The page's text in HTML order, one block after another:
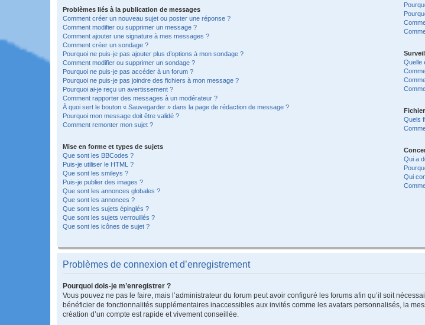
Problèmes liés à la publication de messages
Comment créer un nouveau sujet ou poster une réponse ?
Comment modifier ou supprimer un message ?
Comment ajouter une signature à mes messages ?
Comment créer un sondage ?
Pourquoi ne puis-je pas ajouter plus d’options à mon sondage ?
Comment modifier ou supprimer un sondage ?
Pourquoi ne puis-je pas accéder à un forum ?
Pourquoi ne puis-je pas joindre des fichiers à mon message ?
Pourquoi ai-je reçu un avertissement ?
Comment rapporter des messages à un modérateur ?
À quoi sert le bouton « Sauvegarder » dans la page de rédaction de message ?
Pourquoi mon message doit être validé ?
Comment remonter mon sujet ?
Mise en forme et types de sujets
Que sont les BBCodes ?
Puis-je utiliser le HTML ?
Que sont les smileys ?
Puis-je publier des images ?
Que sont les annonces globales ?
Que sont les annonces ?
Que sont les sujets épinglés ?
Que sont les sujets verrouillés ?
Que sont les icônes de sujet ?
Quelle
Quels
Qui a
Qui
Problèmes de connexion et d’enregistrement
Pourquoi dois-je m’enregistrer ?
Vous pouvez ne pas le faire, mais l’administrateur du forum peut avoir configuré les forums afin qu’il soit
bénéficier de fonctionnalités supplémentaires inaccessibles aux invités comme les avatars personnalisés, la
création d’un compte est rapide et vivement conseillée.